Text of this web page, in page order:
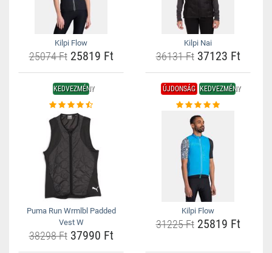
Kilpi Flow
25074 Ft25819 Ft
Kilpi Nai
36131 Ft37123 Ft
KEDVEZMÉNY
Puma Run Wrmlbl Padded
Vest W
38298 Ft37990 Ft
ÚJDONSÁG KEDVEZMÉNY
Kilpi Flow
31225 Ft25819 Ft